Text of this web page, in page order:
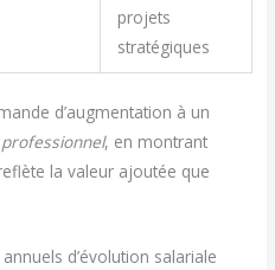
projets
stratégiques
d’augmentation à un
, en montrant
la valeur ajoutée que
d’évolution salariale